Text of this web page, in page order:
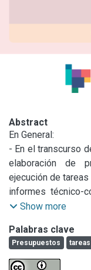
Abstract
En General:
- En el transcurso
elaboración de
ejecución de
informes técnico-
los proyectos
UNIDAD
requerimientos
Proveedores).
Show more
Palabras clave
Presupuestos